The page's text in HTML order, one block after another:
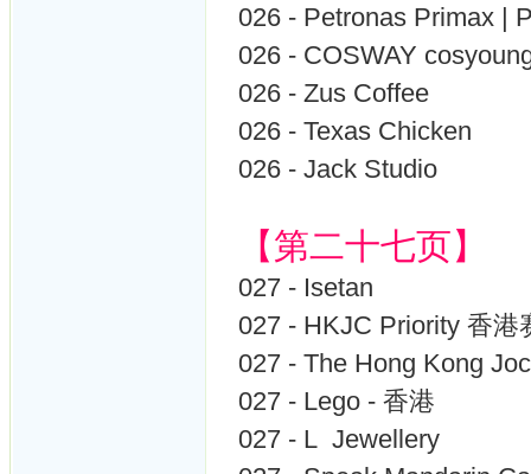
026 - Petronas Primax |
026 - COSWAY
026 - Zus Coffee
026 - Texas Chicken
026 - Jack Studio
【第二十七页】
027 - Isetan
027 - HKJC Priority 香港
027 - The Hong Kong
027 - Lego - 香港
027 - L Jewellery